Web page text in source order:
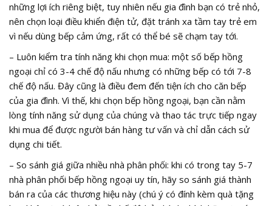
những lợi ích riêng biệt, tuy nhiên nếu gia đình bạn có trẻ nhỏ,
nên chọn loại điều khiển điện tử, đặt tránh xa tầm tay trẻ em
vì nếu dùng bếp cảm ứng, rất có thể bé sẽ chạm tay tới.
– Luôn kiểm tra tính năng khi chọn mua: một số bếp hồng
ngoại chỉ có 3-4 chế độ nấu nhưng có những bếp có tới 7-8
chế độ nấu. Đây cũng là điều đem đến tiện ích cho căn bếp
của gia đình. Vì thế, khi chọn bếp hồng ngoại, bạn cần nằm
lòng tính năng sử dụng của chúng và thao tác trực tiếp ngay
khi mua để được người bán hàng tư vấn và chỉ dẫn cách sử
dụng chi tiết.
– So sánh giá giữa nhiều nhà phân phối: khi có trong tay 5-7
nhà phân phối bếp hồng ngoại uy tín, hãy so sánh giá thành
bán ra của các thương hiệu này (chú ý có đính kèm quà tặng